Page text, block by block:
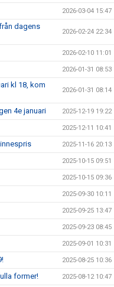
2026-03-04 15:47
dagens
2026-02-24 22:34
2026-02-10 11:01
2026-01-31 08:53
kl 18, kom
2026-01-31 08:14
4e januari 2025-12-19 19:22
2025-12-11 10:41
2025-11-16 20:13
2025-10-15 09:51
2025-10-15 09:36
2025-09-30 10:11
2025-09-25 13:47
2025-09-23 08:45
2025-09-01 10:31
2025-08-25 10:36
former! 2025-08-12 10:47